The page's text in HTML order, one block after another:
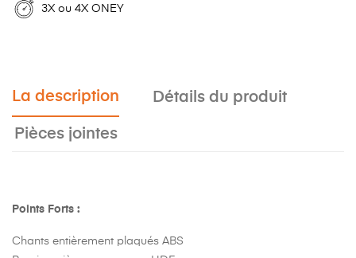
3X ou 4X ONEY
La description Détails du produit
Pièces jointes
Points Forts :
Chants entièrement plaqués ABS